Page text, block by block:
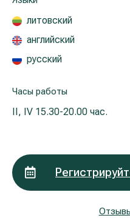
литовский
английский
русский
Часы работы
II, IV 15.30-20.00 час.
Все услуги